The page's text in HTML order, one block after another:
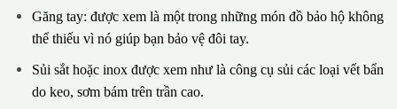
Găng tay: được xem là một trong những món đồ bảo hộ không
thể thiếu vì nó giúp bạn bảo vệ đôi tay.
Sủi sắt hoặc inox được xem như là công cụ sủi các loại vết bẩn
do keo, sơm bám trên trần cao.